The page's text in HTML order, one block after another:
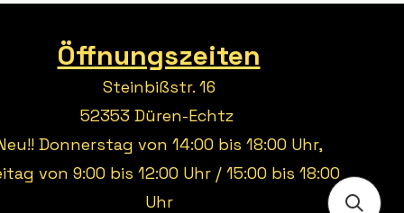
Öffnungszeiten
Steinbißstr. 16
52353 Düren-Echtz
Donnerstag von 14:00 bis 18:00 Uhr,
von 9:00 bis 12:00 Uhr / 15:00 bis 18:00
Uhr